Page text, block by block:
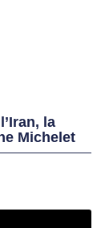
la
Michelet